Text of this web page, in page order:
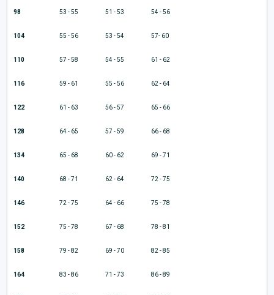
98 53 - 55 51 - 53 54 - 56
104 55 - 56 53 - 54 57- 60
110 57 - 58 54 - 55 61 - 62
116 59 - 61 55 - 56 62 - 64
122 61 - 63 56 - 57 65 - 66
128 64 - 65 57 - 59 66 - 68
134 65 - 68 60 - 62 69 - 71
140 68 - 71 62 - 64 72 - 75
146 72 - 75 64 - 66 75 - 78
152 75 - 78 67 - 68 78 - 81
158 79 - 82 69 - 70 82 - 85
164 83 - 86 71 - 73 86 - 89